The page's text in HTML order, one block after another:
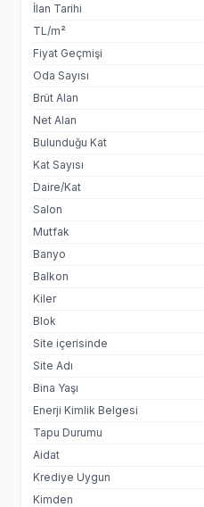
İlan Tarihi
TL/m²
Fiyat Geçmişi
Oda Sayısı
Brüt Alan
Net Alan
Bulunduğu Kat
Kat Sayısı
Daire/Kat
Salon
Mutfak
Banyo
Balkon
Kiler
Blok
Site içerisinde
Site Adı
Bina Yaşı
Enerji Kimlik Belgesi
Tapu Durumu
Aidat
Krediye Uygun
Kimden